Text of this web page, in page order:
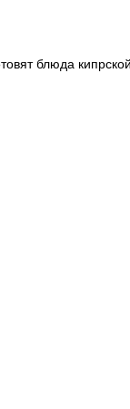
блюда